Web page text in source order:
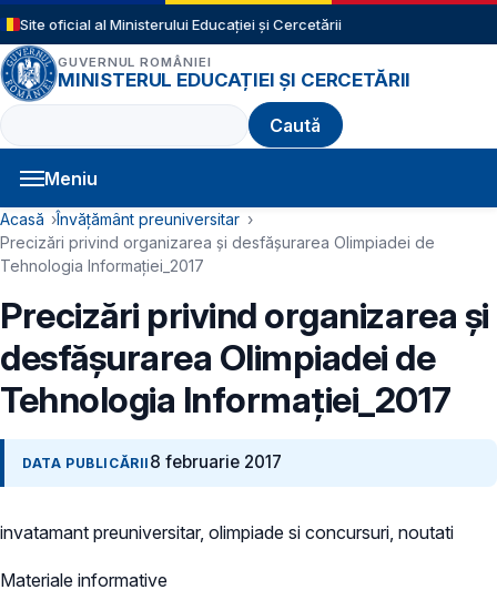
Sari la conținutul principal
Site oficial al Ministerului Educației și Cercetării
GUVERNUL ROMÂNIEI
MINISTERUL EDUCAȚIEI ȘI CERCETĂRII
Caută
Meniu
Navigație principală
Cale de navigare
Acasă
Învățământ preuniversitar
Precizări privind organizarea şi desfăşurarea Olimpiadei de
Tehnologia Informaţiei_2017
Precizări privind organizarea şi
desfăşurarea Olimpiadei de
Tehnologia Informaţiei_2017
DATA PUBLICĂRII 8 februarie 2017
invatamant preuniversitar, olimpiade si concursuri, noutati
Materiale informative